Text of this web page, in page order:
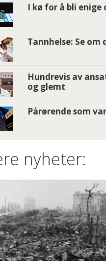
I kø for å bli enige
Tannhelse: Se
Hundrevis av
og glemt
Pårørende som
nyheter: